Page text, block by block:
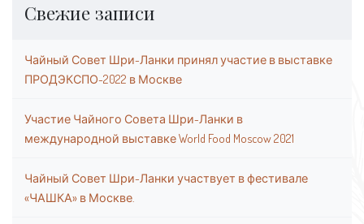
Свежие записи
Чайный Совет Шри-Ланки принял участие в выставке
ПРОДЭКСПО-2022 в Москве
Участие Чайного Совета Шри-Ланки в
международной выставке World Food Moscow 2021
Чайный Совет Шри-Ланки участвует в фестивале
«ЧАШКА» в Москве.